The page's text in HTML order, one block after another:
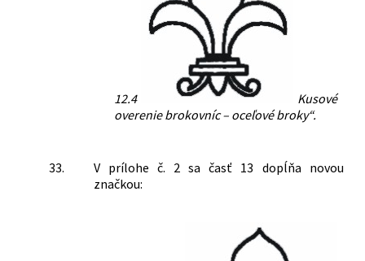
12.4
Kusové
overenie brokovníc – oceľové broky“.
33.
V prílohe č. 2 sa časť 13 dopĺňa novou
značkou: